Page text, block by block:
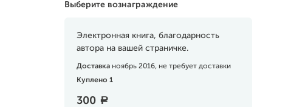
Выберите вознаграждение
Электронная книга, благодарность
автора на вашей страничке.
Доставка ноябрь 2016, не требует доставки
Куплено 1
300 a